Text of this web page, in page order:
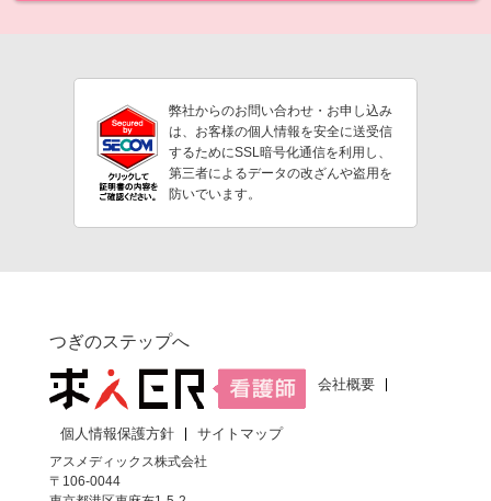
弊社からのお問い合わせ・お申し込み
は、お客様の個人情報を安全に送受信
するためにSSL暗号化通信を利用し、
第三者によるデータの改ざんや盗用を
防いでいます。
つぎのステップへ
会社概要
個人情報保護方針
サイトマップ
アスメディックス株式会社
〒106-0044